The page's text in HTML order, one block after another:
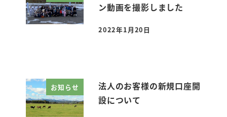
ン動画を撮影しました
投稿日
2022年1月20日
お知らせ
法人のお客様の新規口座開
設について